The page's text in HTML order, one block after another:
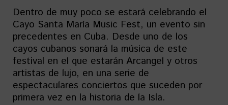
Dentro de muy poco se estará celebrando el
Cayo Santa María Music Fest, un evento sin
precedentes en Cuba. Desde uno de los
cayos cubanos sonará la música de este
festival en el que estarán Arcangel y otros
artistas de lujo, en una serie de
espectaculares conciertos que suceden por
primera vez en la historia de la Isla.